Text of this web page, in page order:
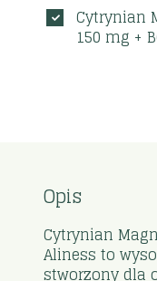
Cytrynian
150 mg +
Opis
Cytrynian
Aliness to
stworzony dla